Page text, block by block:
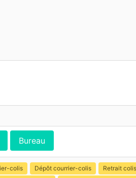
Bureau
colis Dépôt courrier-colis Retrait colis